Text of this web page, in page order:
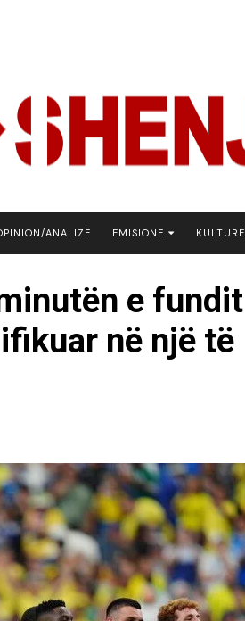
ANALIZË EMISIONE
BOTA NE FOKUS
EKONOMIKS
EMISION DEBATIV
INTERVISTA EMISION
KONAKU
KU E KISHIM FJALEN
LIGJERATE FETARE
PARADITE ME NE
KULTURË
e fundit
në një të